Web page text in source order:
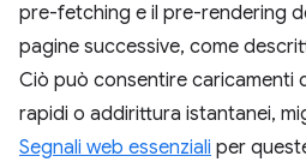
pre-fetching e il pre-rendering
pagine successive, come
Ciò può consentire caricamenti
rapidi o addirittura istantanei,
Segnali web essenziali per